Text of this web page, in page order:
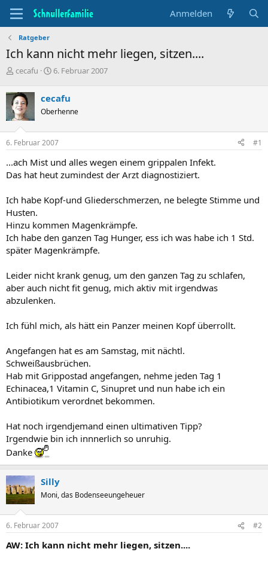
Anmelden
Ratgeber
Ich kann nicht mehr liegen, sitzen....
T
e
m
e
n
s
t
r
t
r
cecafu
B
i
n
d
a
u
m
6. Februar 2007
cecafu
Oberhenne
6. Februar 2007 #1
...ach Mist und alles wegen einem grippalen Infekt.
Das hat heut zumindest der Arzt diagnostiziert.
Ich habe Kopf-und Gliederschmerzen, ne belegte Stimme und
Husten.
Hinzu kommen Magenkrämpfe.
Ich habe den ganzen Tag Hunger, ess ich was habe ich 1 Std.
später Magenkrämpfe.
Leider nicht krank genug, um den ganzen Tag zu schlafen,
aber auch nicht fit genug, mich aktiv mit irgendwas
abzulenken.
Ich fühl mich, als hätt ein Panzer meinen Kopf überrollt.
Angefangen hat es am Samstag, mit nächtl.
Schweißausbrüchen.
Hab mit Grippostad angefangen, nehme jeden Tag 1
Echinacea,1 Vitamin C, Sinupret und nun habe ich ein
Antibiotikum verordnet bekommen.
Hat noch irgendjemand einen ultimativen Tipp?
Irgendwie bin ich innnerlich so unruhig.
Danke
Silly
Moni, das Bodenseeungeheuer
6. Februar 2007 #2
AW: Ich kann nicht mehr liegen, sitzen....